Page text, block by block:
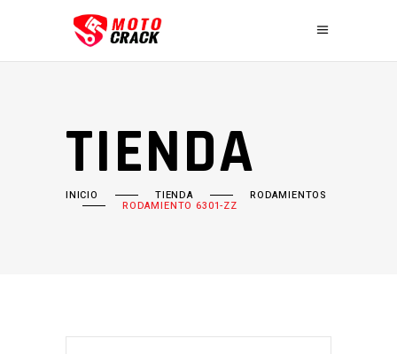
TIENDA
INICIO TIENDA RODAMIENTOS
RODAMIENTO 6301-ZZ